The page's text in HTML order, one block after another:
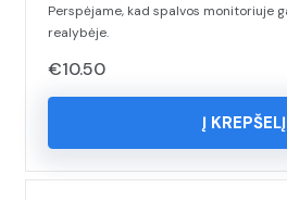
Perspėjame, kad spalvos monitoriuje
realybėje.
€10.50
Į KREPŠELĮ